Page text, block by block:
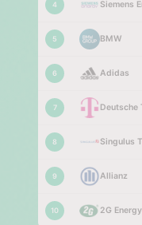
4 Siemens
5 BMW
6 Adidas
7 Deutsche
8 Singulus
9 Allianz
10 2G Energy